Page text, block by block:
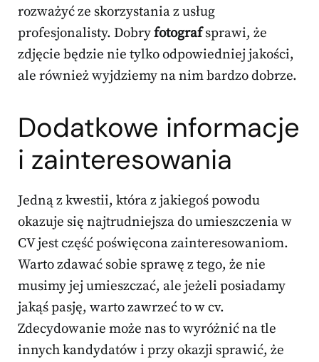
rozważyć ze skorzystania z usług
profesjonalisty. Dobryfotografsprawi, że
zdjęcie będzie nie tylko odpowiedniej jakości,
ale również wyjdziemy na nim bardzo dobrze.
Dodatkowe informacje
i zainteresowania
Jedną z kwestii, która z jakiegoś powodu
okazuje się najtrudniejsza do umieszczenia w
CV jest część poświęcona zainteresowaniom.
Warto zdawać sobie sprawę z tego, że nie
musimy jej umieszczać, ale jeżeli posiadamy
jakąś pasję, warto zawrzeć to w cv.
Zdecydowanie może nas to wyróżnić na tle
innych kandydatów i przy okazji sprawić, że